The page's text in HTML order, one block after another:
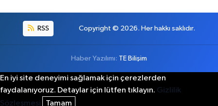
RSS Copyright © 2026. Her hakkı saklıdır.
Haber Yazılımı: TE Bilişim
En iyi site deneyimi sağlamak için çerezlerden
faydalanıyoruz. Detaylar için lütfen tıklayın. Gizlilik
Sözleşmesi
Tamam